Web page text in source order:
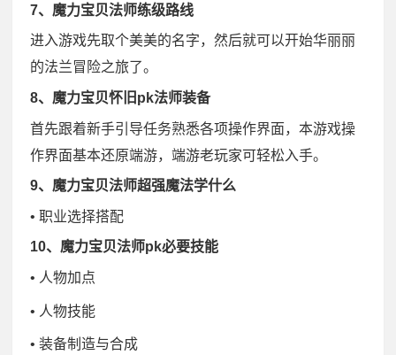
7、魔力宝贝法师练级路线
进入游戏先取个美美的名字，然后就可以开始华丽丽
的法兰冒险之旅了。
8、魔力宝贝怀旧pk法师装备
首先跟着新手引导任务熟悉各项操作界面，本游戏操
作界面基本还原端游，端游老玩家可轻松入手。
9、魔力宝贝法师超强魔法学什么
• 职业选择搭配
10、魔力宝贝法师pk必要技能
• 人物加点
• 人物技能
• 装备制造与合成